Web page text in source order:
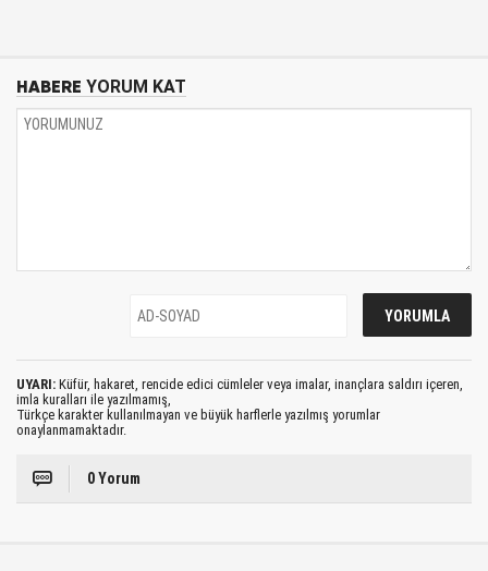
HABERE YORUM KAT
UYARI: Küfür, hakaret, rencide edici cümleler veya imalar, inançlara saldırı içeren,
imla kuralları ile yazılmamış,
Türkçe karakter kullanılmayan ve büyük harflerle yazılmış yorumlar
onaylanmamaktadır.
0 Yorum